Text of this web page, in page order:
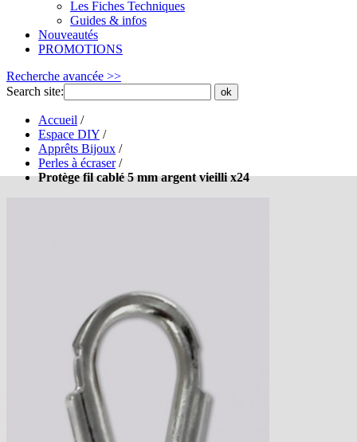
Les Fiches Techniques
Guides & infos
Nouveautés
PROMOTIONS
Recherche avancée >>
Search site:
ok
Accueil /
Espace DIY /
Apprêts Bijoux /
Perles à écraser /
Protège fil cablé 5 mm argent vieilli x24